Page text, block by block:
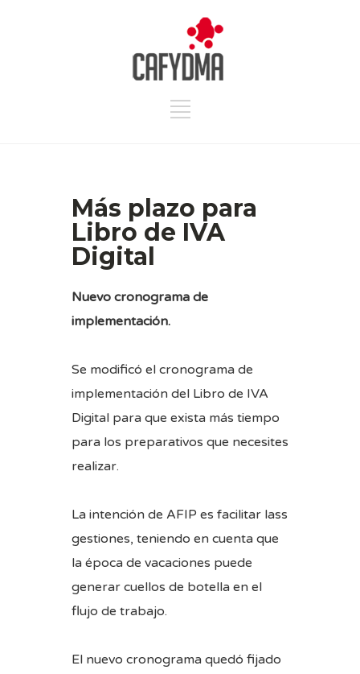
Más plazo para
Libro de IVA
Digital
Nuevo cronograma de
implementación.
Se modificó el cronograma de
implementación del Libro de IVA
Digital para que exista más tiempo
para los preparativos que necesites
realizar.
La intención de AFIP es facilitar lass
gestiones, teniendo en cuenta que
la época de vacaciones puede
generar cuellos de botella en el
flujo de trabajo.
El nuevo cronograma quedó fijado